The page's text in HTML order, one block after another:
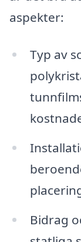
aspekter:
Typ av
Bidrag